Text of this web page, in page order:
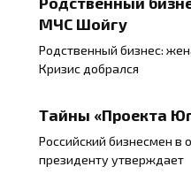
МЧС Шойгу
Родственный бизнес:
Кризис добрался
Тайны «Проекта
Российский бизнесмен в
президенту утверждает